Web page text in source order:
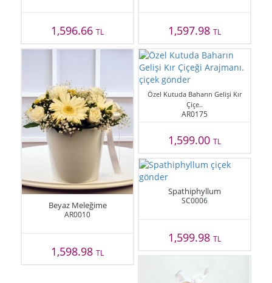
1,596.66TL 1,597.98 TL
Beyaz Meleğime
AR0010
1,598.98TL
Özel Kutuda Baharın Gelişi Kır
Çiçe..
AR0175
1,599.00 TL
Spathiphyllum
SC0006
1,599.98 TL